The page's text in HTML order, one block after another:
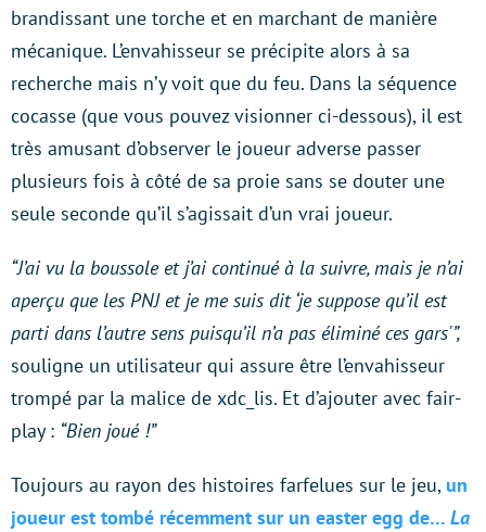
brandissant une torche et en marchant de manière
mécanique. L’envahisseur se précipite alors à sa
recherche mais n’y voit que du feu. Dans la séquence
cocasse (que vous pouvez visionner ci-dessous), il est
très amusant d’observer le joueur adverse passer
plusieurs fois à côté de sa proie sans se douter une
seule seconde qu’il s’agissait d’un vrai joueur.
“J’ai vu la boussole et j’ai continué à la suivre, mais je n’ai
aperçu que les PNJ et je me suis dit ‘je suppose qu’il est
parti dans l’autre sens puisqu’il n’a pas éliminé ces gars'”,
souligne un utilisateur qui assure être l’envahisseur
trompé par la malice de xdc_lis. Et d’ajouter avec fair-
play : “Bien joué !”
Toujours au rayon des histoires farfelues sur le jeu, un
joueur est tombé récemment sur un easter egg de… La